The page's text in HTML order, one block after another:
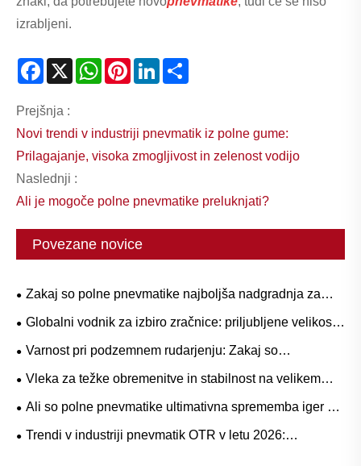
izrabljeni.
Facebook
X WhatsAppPinterestLinkedIn
Prejšnja :
Novi trendi v industriji pnevmatik iz polne gume:
Prilagajanje, visoka zmogljivost in zelenost vodijo
Naslednji :
Ali je mogoče polne pnevmatike preluknjati?
Povezane novice
Zakaj so polne pnevmatike najboljša nadgradnja za
težke delovne tokove?
Globalni vodnik za izbiro zračnice: priljubljene velikosti
in aplikacije na podlagi scenarijev za naravno ali butilno
Varnost pri podzemnem rudarjenju: Zakaj so
pnevmatike serije L-5S ključne za odpravo dragih
Vleka za težke obremenitve in stabilnost na velikem
prehodu: Trendi povpraševanja po gumijastih
Ali so polne pnevmatike ultimativna sprememba iger za
težke operacije?
Trendi v industriji pnevmatik OTR v letu 2026: